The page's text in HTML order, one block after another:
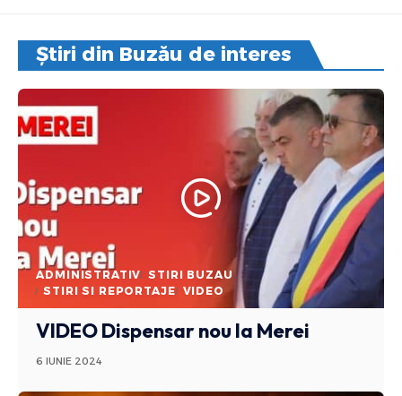
Știri din Buzău de interes
ADMINISTRATIV STIRI BUZAU
STIRI SI REPORTAJE VIDEO
VIDEO Dispensar nou la Merei
6 IUNIE 2024